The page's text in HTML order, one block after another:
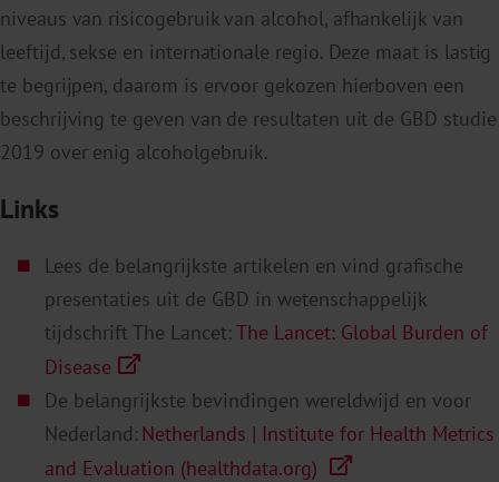
niveaus van risicogebruik van alcohol, afhankelijk van
leeftijd, sekse en internationale regio. Deze maat is lastig
te begrijpen, daarom is ervoor gekozen hierboven een
beschrijving te geven van de resultaten uit de GBD studie
2019 over enig alcoholgebruik.
Links
Lees de belangrijkste artikelen en vind grafische
presentaties uit de GBD in wetenschappelijk
tijdschrift The Lancet: The Lancet: Global Burden of
Disease
De belangrijkste bevindingen wereldwijd en voor
Nederland: Netherlands | Institute for Health Metrics
and Evaluation (healthdata.org)